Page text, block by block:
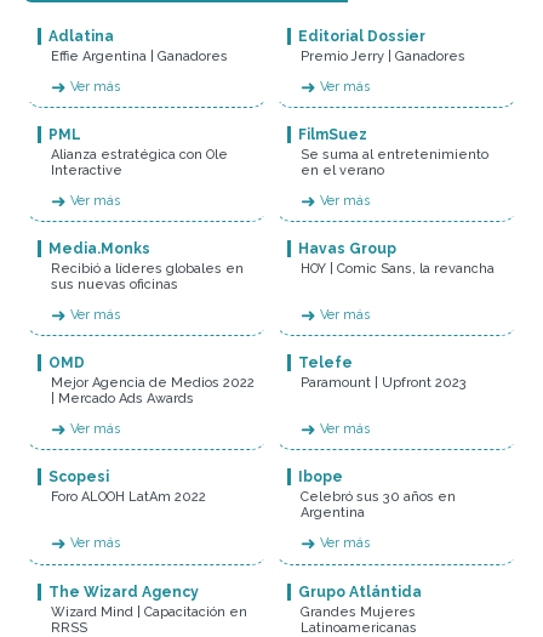
Adlatina
Effie Argentina | Ganadores
➜ Ver más
Editorial Dossier
Premio Jerry | Ganadores
➜ Ver más
PML
Alianza estratégica con Ole
Interactive
➜ Ver más
FilmSuez
Se suma al entretenimiento
en el verano
➜ Ver más
Media.Monks
Recibió a líderes globales en
sus nuevas oficinas
➜ Ver más
Havas Group
HOY | Comic Sans, la revancha
➜ Ver más
OMD
Mejor Agencia de Medios 2022
| Mercado Ads Awards
➜ Ver más
Telefe
Paramount | Upfront 2023
➜ Ver más
Scopesi
Foro ALOOH LatAm 2022
➜ Ver más
Ibope
Celebró sus 30 años en
Argentina
➜ Ver más
The Wizard Agency
Wizard Mind | Capacitación en
RRSS
Grupo Atlántida
Grandes Mujeres
Latinoamericanas